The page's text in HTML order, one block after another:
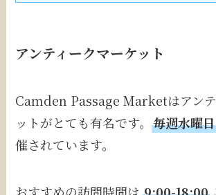
アンティークマーケット
Camden Passage Marketはアン
ットがとても有名です。毎週水曜
催されています。